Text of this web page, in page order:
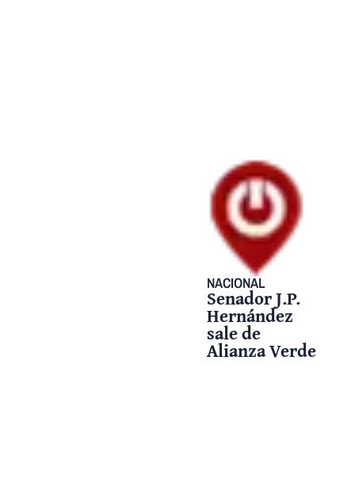
NACIONAL
Senador J.P.
Hernández
sale de
Alianza Verde